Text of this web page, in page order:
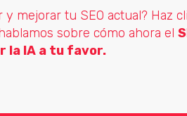
y mejorar tu SEO actual? Haz
sobre cómo ahora el
la IA a tu favor.